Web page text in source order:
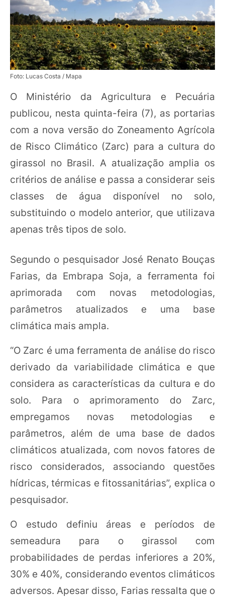
Foto: Lucas Costa / Mapa
O Ministério da Agricultura e Pecuária
publicou, nesta quinta-feira (7), as portarias
com a nova versão do Zoneamento Agrícola
de Risco Climático (Zarc) para a cultura do
girassol no Brasil. A atualização amplia os
critérios de análise e passa a considerar seis
classes de água disponível no solo,
substituindo o modelo anterior, que utilizava
apenas três tipos de solo.
Segundo o pesquisador José Renato Bouças
Farias, da Embrapa Soja, a ferramenta foi
aprimorada com novas metodologias,
parâmetros atualizados e uma base
climática mais ampla.
“O Zarc é uma ferramenta de análise do risco
derivado da variabilidade climática e que
considera as características da cultura e do
solo. Para o aprimoramento do Zarc,
empregamos novas metodologias e
parâmetros, além de uma base de dados
climáticos atualizada, com novos fatores de
risco considerados, associando questões
hídricas, térmicas e fitossanitárias”, explica o
pesquisador.
O estudo definiu áreas e períodos de
semeadura para o girassol com
probabilidades de perdas inferiores a 20%,
30% e 40%, considerando eventos climáticos
adversos. Apesar disso, Farias ressalta que o